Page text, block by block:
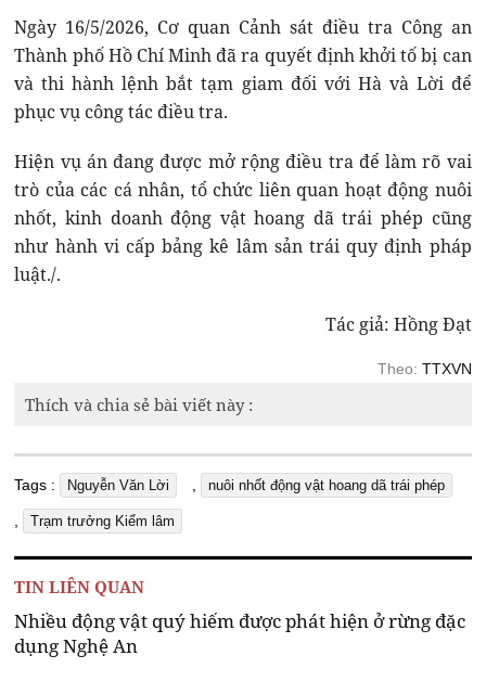
Ngày 16/5/2026, Cơ quan Cảnh sát điều tra Công an
Thành phố Hồ Chí Minh đã ra quyết định khởi tố bị can
và thi hành lệnh bắt tạm giam đối với Hà và Lời để
phục vụ công tác điều tra.
Hiện vụ án đang được mở rộng điều tra để làm rõ vai
trò của các cá nhân, tổ chức liên quan hoạt động nuôi
nhốt, kinh doanh động vật hoang dã trái phép cũng
như hành vi cấp bảng kê lâm sản trái quy định pháp
luật./.
Tác giả: Hồng Đạt
Theo: TTXVN
Thích và chia sẻ bài viết này :
Tags : Nguyễn Văn Lời nuôi nhốt động vật hoang dã trái phép
Trạm trưởng Kiểm lâm
TIN LIÊN QUAN
Nhiều động vật quý hiếm được phát hiện ở rừng đặc
dụng Nghệ An